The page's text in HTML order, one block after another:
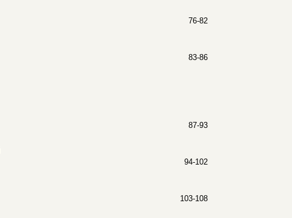
76-82
83-86
87-93
94-102
103-108